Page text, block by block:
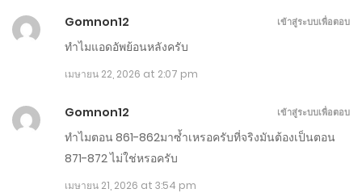
ตอนที่ 851-860
เมษายน 11, 2026
เมษายน 6, 2026
ตอนที่ 831-840
เมษายน 1, 2026
Gomnon12
ทำไมแอดอัพย้อนหลังครับ
เมษายน 22, 2026 at 2:07 pm
เข้าสู่ระบบเพื่อตอบ
Gomnon12
ทำไมตอน 861-862มาซ้ำเหรอครับที่จริงมันต้องเป็นตอน
871-872 ไม่ใช่หรอครับ
เมษายน 21, 2026 at 3:54 pm
เข้าสู่ระบบเพื่อตอบ